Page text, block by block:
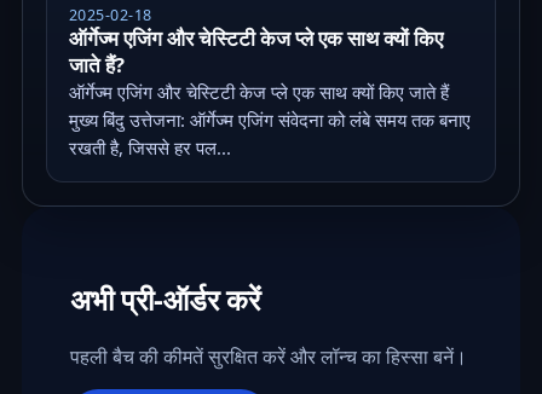
2025-02-18
ऑर्गेज्म एजिंग और चेस्टिटी केज प्ले एक साथ क्यों किए
जाते हैं?
ऑर्गेज्म एजिंग और चेस्टिटी केज प्ले एक साथ क्यों किए जाते हैं
मुख्य बिंदु उत्तेजना: ऑर्गेज्म एजिंग संवेदना को लंबे समय तक बनाए
रखती है, जिससे हर पल...
अभी प्री-ऑर्डर करें
पहली बैच की कीमतें सुरक्षित करें और लॉन्च का हिस्सा बनें।